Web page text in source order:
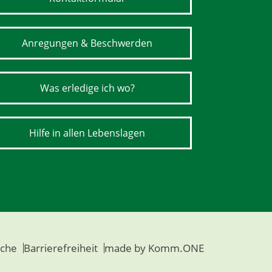
Anregungen & Beschwerden
Was erledige ich wo?
Hilfe in allen Lebenslagen
Barrierefreiheit made by Komm.ONE